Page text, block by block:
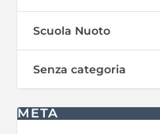
Scuola Nuoto
Senza categoria
META